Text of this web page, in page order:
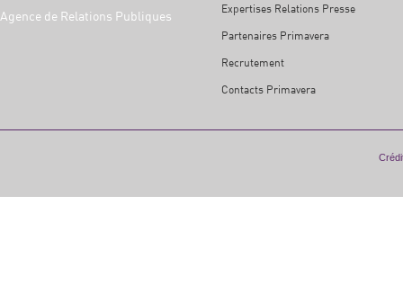
Agence de Relations Publiques
Expertises Relations Presse
Partenaires Primavera
Recrutement
Contacts Primavera